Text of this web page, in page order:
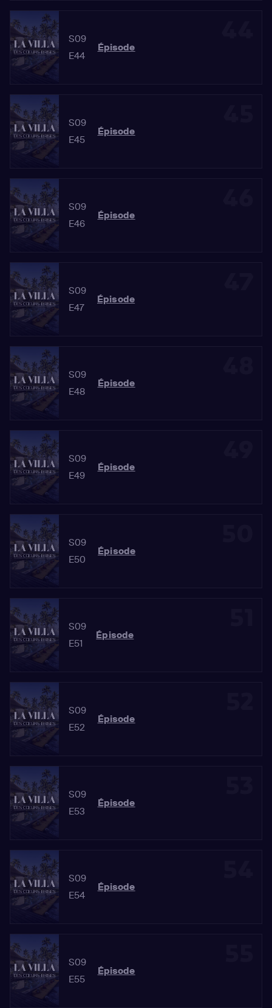
S09
E44
Épisode
S09
E45
Épisode
S09
E46
Épisode
S09
E47
Épisode
S09
E48
Épisode
S09
E49
Épisode
S09
E50
Épisode
S09
E51
Épisode
S09
E52
Épisode
S09
E53
Épisode
S09
E54
Épisode
S09
E55
Épisode